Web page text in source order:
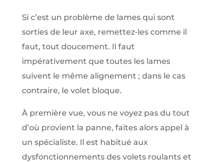
Si c’est un problème de lames qui sont
sorties de leur axe, remettez-les comme il
faut, tout doucement. Il faut
impérativement que toutes les lames
suivent le même alignement ; dans le cas
contraire, le volet bloque.
À première vue, vous ne voyez pas du tout
d’où provient la panne, faites alors appel à
un spécialiste. Il est habitué aux
dysfonctionnements des volets roulants et